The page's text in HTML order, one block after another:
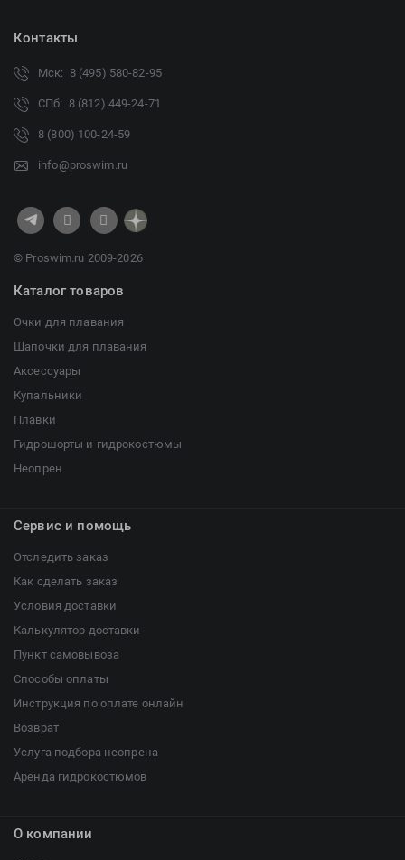
Контакты
Мск: 8 (495) 580-82-95
СПб: 8 (812) 449-24-71
8 (800) 100-24-59
info@proswim.ru
© Proswim.ru 2009-2026
Каталог товаров
Очки для плавания
Шапочки для плавания
Аксессуары
Купальники
Плавки
Гидрошорты и гидрокостюмы
Неопрен
Сервис и помощь
Отследить заказ
Как сделать заказ
Условия доставки
Калькулятор доставки
Пункт самовывоза
Способы оплаты
Инструкция по оплате онлайн
Возврат
Услуга подбора неопрена
Аренда гидрокостюмов
О компании